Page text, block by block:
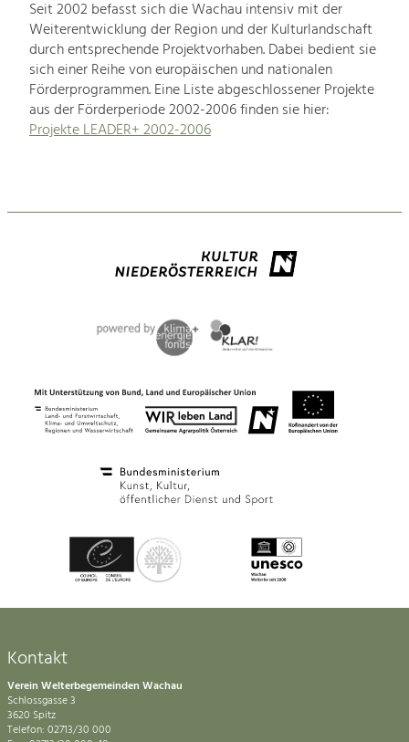
Seit 2002 befasst sich die Wachau intensiv mit der
Weiterentwicklung der Region und der Kulturlandschaft
durch entsprechende Projektvorhaben. Dabei bedient sie
sich einer Reihe von europäischen und nationalen
Förderprogrammen. Eine Liste abgeschlossener Projekte
aus der Förderperiode 2002-2006 finden sie hier:
Projekte LEADER+ 2002-2006
Kontakt
Verein Welterbegemeinden Wachau
Schlossgasse 3
3620 Spitz
Telefon: 02713/30 000